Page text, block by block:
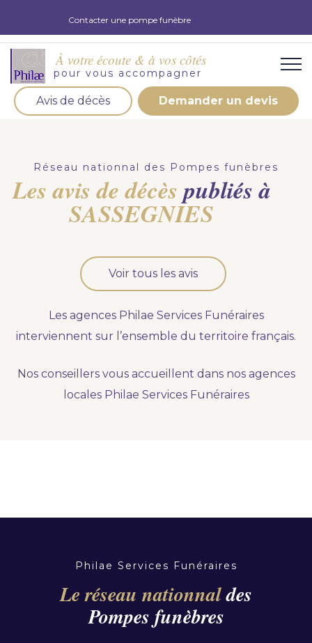
Contacter une pompe funèbre
À votre écoute & à vos côtés
pour vous accompagner
Avis de décès Demander un devis
d'obsèques, nos équipe s'engage à vous répondre
dans les meilleurs délais.
Demander un devis obsèques
Optez pour la prévoyance
Vous souhaitez anticiper vos obsèques et soulager
Nous vous accompagnons.
Nos produits en marbrerie
Réseau nationnal des Pompes funèbres
Les avis de décèspubliés à
SASSEGNIES
Voir tous les avis
Les agences Philae Services Funéraires
interviennent sur l’ensemble du territoire français.
Nos conseillers vous accueillent dans nos agences
locales Philae Services Funéraires
Philae Services Funéraires
Le réseau nationnaldes
Pompes funèbres